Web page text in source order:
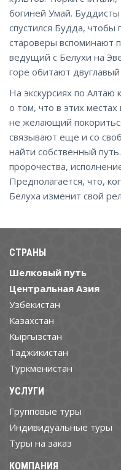
богиней Умай.
спустился Будда,
староверы вспоминают
ведущий с Белухи на
горе обитают
На экскурсиях по Алтаю
о том, что в этих
не желающий
связывают еще и со
найти собственный
пророчества,
Предполагается, что,
Белуха изменит свой
СТРАНЫ
Шелковый путь
Центральная Азия
Узбекистан
Казахстан
Кыргызстан
Таджикистан
Туркменистан
УСЛУГИ
Групповые туры
Индивидуальные туры
Туры на заказ
КОМПАНИЯ